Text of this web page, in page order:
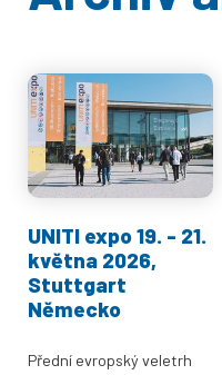
UNITI expo 19. - 21.
května 2026,
Stuttgart
Německo
Přední evropský veletrh